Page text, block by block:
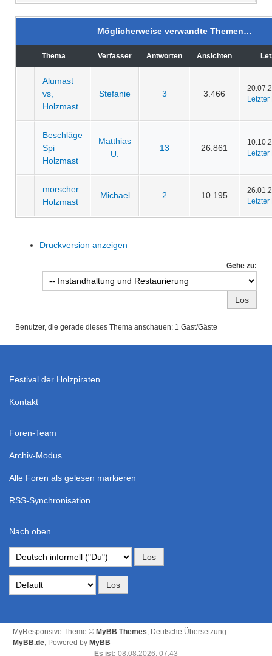
Möglicherweise verwandte Themen…
Thema Verfasser Antworten Ansichten
Alumast
vs,
Holzmast
Stefanie 3 3.466
Letzter
Beschläge
Spi
Holzmast
Matthias
U.
13 26.861
Letzter
morscher
Holzmast
Michael 2 10.195
Letzter
Druckversion anzeigen
Gehe zu:
Benutzer, die gerade dieses Thema anschauen: 1 Gast/Gäste
Festival der Holzpiraten
Kontakt
Foren-Team
Archiv-Modus
Alle Foren als gelesen markieren
RSS-Synchronisation
Nach oben
MyResponsive Theme © MyBB Themes, Deutsche Übersetzung:
MyBB.de, Powered by MyBB
Es ist: 08.08.2026, 07:43